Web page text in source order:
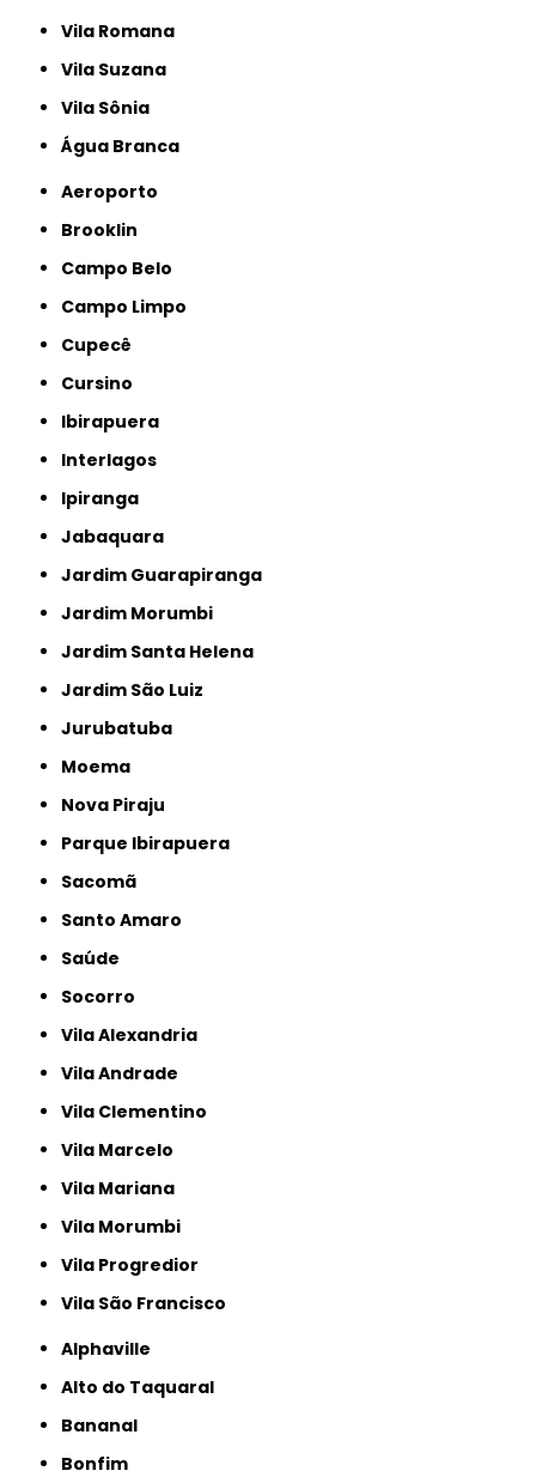
Vila Romana
Vila Suzana
Vila Sônia
Água Branca
Aeroporto
Brooklin
Campo Belo
Campo Limpo
Cupecê
Cursino
Ibirapuera
Interlagos
Ipiranga
Jabaquara
Jardim Guarapiranga
Jardim Morumbi
Jardim Santa Helena
Jardim São Luiz
Jurubatuba
Moema
Nova Piraju
Parque Ibirapuera
Sacomã
Santo Amaro
Saúde
Socorro
Vila Alexandria
Vila Andrade
Vila Clementino
Vila Marcelo
Vila Mariana
Vila Morumbi
Vila Progredior
Vila São Francisco
Alphaville
Alto do Taquaral
Bananal
Bonfim